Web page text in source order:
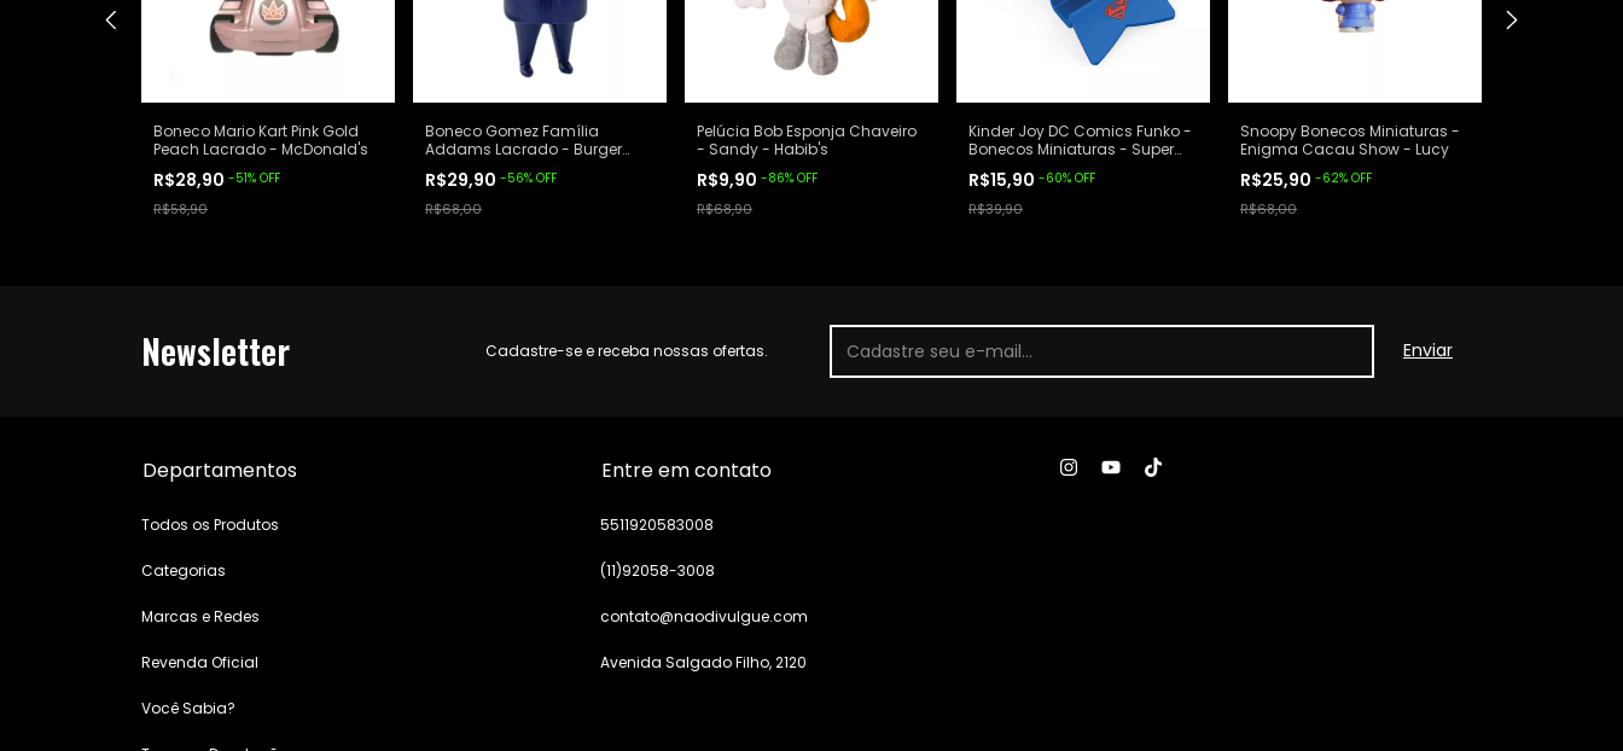
Boneco Mario Kart Pink Gold
Peach Lacrado - McDonald's
R$28,90 -51% OFF
R$58,90
Boneco Gomez Família
Addams Lacrado - Burger
R$29,90 -56% OFF
R$68,00
Pelúcia Bob Esponja Chaveiro
- Sandy - Habib's
R$9,90 -86% OFF
R$68,90
Kinder Joy DC Comics Funko -
Bonecos Miniaturas - Super
R$15,90 -60% OFF
R$39,90
Snoopy Bonecos Miniaturas -
Enigma Cacau Show - Lucy
R$25,90 -62% OFF
R$68,00
Newsletter Cadastre-se e receba nossas ofertas.
Departamentos
Todos os Produtos
Categorias
Marcas e Redes
Revenda Oficial
Você Sabia?
Entre em contato
5511920583008
(11)92058-3008
contato@naodivulgue.com
Avenida Salgado Filho, 2120